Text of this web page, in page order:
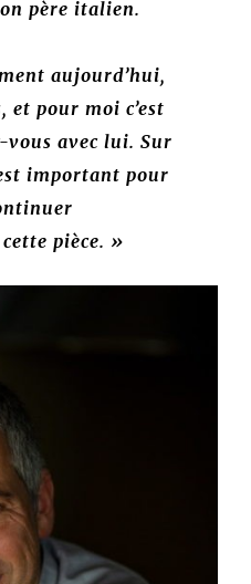
père italien.
aujourd’hui,
et pour moi c’est
vous avec lui. Sur
important pour
pièce. »